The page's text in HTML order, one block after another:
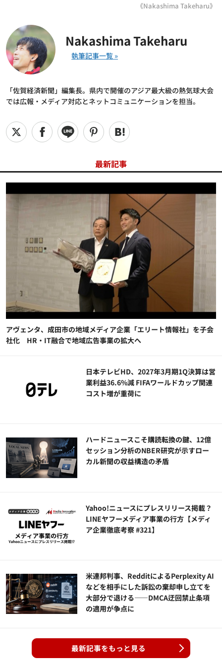
《Nakashima Takeharu》
Nakashima Takeharu
「佐賀経済新聞」編集長。県内で開催のアジア最大級の熱気球大会
では広報・メディア対応とネットコミュニケーションを担当。
最新記事
アヴェンタ、成田市の地域メディア企業「エリート情報社」を子会
社化 HR・IT融合で地域広告事業の拡大へ
日本テレビHD、2027年3月期1Q決算は営
業利益36.6%減 FIFAワールドカップ関連
コスト増が重荷に
ハードニュースこそ購読転換の鍵、12億
セッション分析のNBER研究が示すロー
カル新聞の収益構造の矛盾
Yahoo!ニュースにプレスリリース掲載？
LINEヤフーメディア事業の行方【メディ
ア企業徹底考察 #321】
米連邦判事、RedditによるPerplexity AI
などを相手にした訴訟の棄却申し立てを
大部分で退ける——DMCA迂回禁止条項
の適用が争点に
最新記事をもっと見る